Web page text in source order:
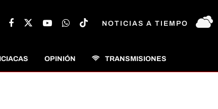
NOTICIAS A TIEMPO
OPINIÓN TRANSMISIONES